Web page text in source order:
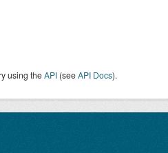
using theAPI (seeAPI Docs).